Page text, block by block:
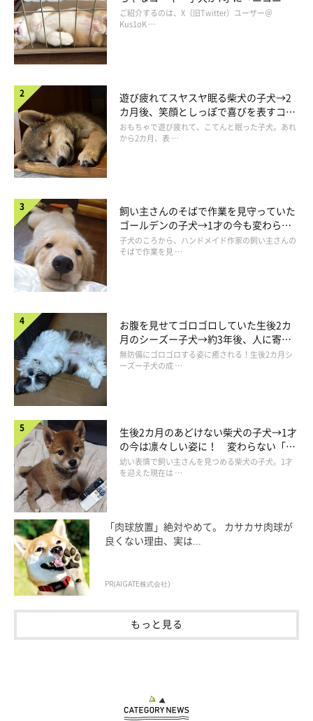
散歩に行ってあげる時間が増えた
いぬのきもち投稿写真ギャラリー
コロナ禍以降、家にいる時間が増えたことで、愛犬のお散歩時間
が以前よりも増えたという人も。また、これまで散歩に行かなか
った家族も、一緒に行くようになったという声もありました。
「在宅勤務中、昼休憩時に30分以上散歩したり公園で遊ん
りました。又リモートワークもあり、一緒にいられる時間
も増えたと思います」
コ“コーギースマイル”が魅力のコに成
長！
ご紹介するのは、X（旧Twitter）ユーザー＠
Kus1oK …
遊び疲れてスヤスヤ眠る柴犬の子犬→2
カ月後、笑顔としっぽで喜びを表すコに
成長！
おもちゃで遊び疲れて、こてんと眠った子犬。あれ
から2カ月、表 …
飼い主さんのそばで作業を見守っていた
ゴールデンの子犬→1才の今も変わらな
い“見守り隊”の姿にほっこり
子犬のころから、ハンドメイド作家の飼い主さんの
そばで作業を見 …
お腹を見せてゴロゴロしていた生後2カ
月のシーズー子犬→約3年後、人に寄り
添う優しいコに成長した姿にほっこり
無防備にゴロゴロする姿に癒される！生後2カ月シ
ーズー子犬の成 …
生後2カ月のあどけない柴犬の子犬→1才
の今は凛々しい姿に！ 変わらない「く
りくりおめめ」にもほっこり
幼い表情で飼い主さんを見つめる柴犬の子犬。1才
を迎えた現在は …
「肉球放置」絶対やめて。 カサカサ肉球が
良くない理由、実は...
PR(AIGATE株式会社)
もっと見る